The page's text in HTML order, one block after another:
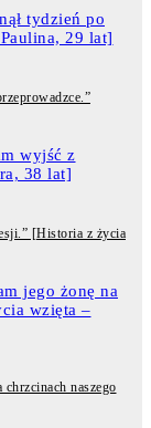
[Historia z życia
chrzcinach naszego